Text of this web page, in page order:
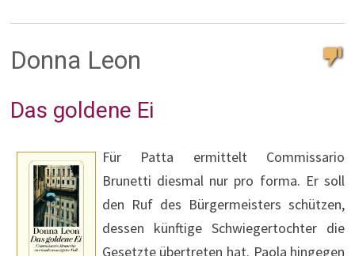
Donna Leon
Das goldene Ei
Für Patta ermittelt Commissario
Brunetti diesmal nur pro forma. Er soll
den Ruf des Bürgermeisters schützen,
dessen künftige Schwiegertochter die
Gesetzte übertreten hat. Paola hingegen